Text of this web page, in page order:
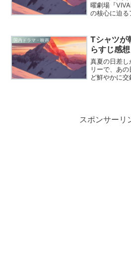
曜劇場『
の核心に迫る
ンストーリ
面や耳をか
国内ドラマ・映画
Tシャツが
らすじ感
真夏の日差し
リーで、あ
ど鮮やかに
スポンサーリ